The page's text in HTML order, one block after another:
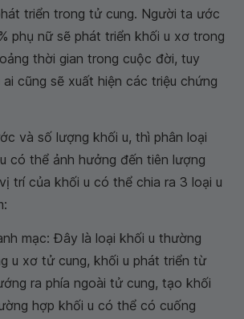
triển trong tử cung. Người ta ước
phụ nữ sẽ phát triển khối u xơ trong
thời gian trong cuộc đời, tuy
cũng sẽ xuất hiện các triệu chứng
và số lượng khối u, thì phân loại
có thể ảnh hưởng đến tiên lượng
trí của khối u có thể chia ra 3 loại u
mạc: Đây là loại khối u thường
u xơ tử cung, khối u phát triển từ
ra phía ngoài tử cung, tạo khối
hợp khối u có thể có cuống